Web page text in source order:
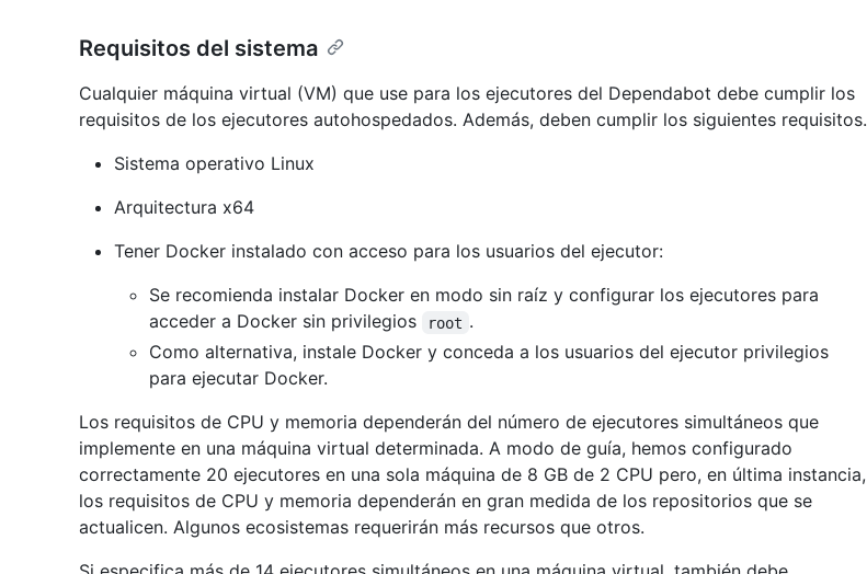
Requisitos del sistema
Cualquier máquina virtual (VM) que use para los ejecutores del Dependabot debe cumplir los
requisitos de los ejecutores autohospedados. Además, deben cumplir los siguientes requisitos.
Sistema operativo Linux
Arquitectura x64
Tener Docker instalado con acceso para los usuarios del ejecutor:
Se recomienda instalar Docker en modo sin raíz y configurar los ejecutores para
acceder a Docker sin privilegios
root .
Como alternativa, instale Docker y conceda a los usuarios del ejecutor privilegios
para ejecutar Docker.
Los requisitos de CPU y memoria dependerán del número de ejecutores simultáneos que
implemente en una máquina virtual determinada. A modo de guía, hemos configurado
correctamente 20 ejecutores en una sola máquina de 8 GB de 2 CPU pero, en última instancia,
los requisitos de CPU y memoria dependerán en gran medida de los repositorios que se
actualicen. Algunos ecosistemas requerirán más recursos que otros.